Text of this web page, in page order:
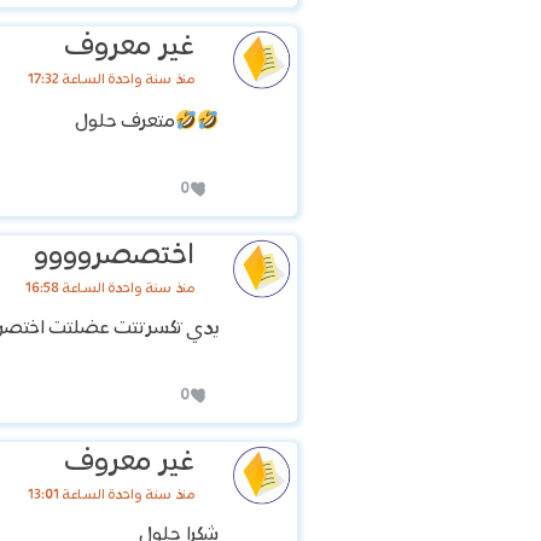
غير معروف
منذ سنة واحدة الساعة 17:32
متعرف حلول
0
اختصصروووو
منذ سنة واحدة الساعة 16:58
يدي تكسرتتت عضلتت
0
غير معروف
منذ سنة واحدة الساعة 13:01
شكرا حلول